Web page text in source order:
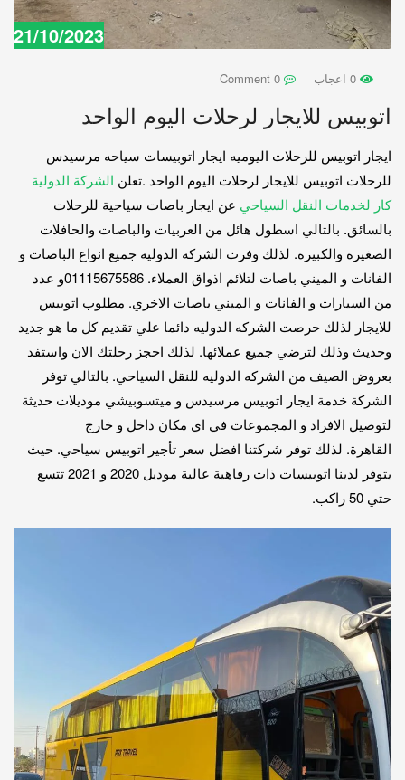
21/10/2023
اتوبيس للايجار لرحلات اليوم الواحد
ايجار اتوبيس للرحلات اليوميه ايجار اتوبيسات سياحه مرسيدس
للرحلات اتوبيس للايجار لرحلات اليوم الواحد .تعلن الشركة الدولية
كار لخدمات النقل السياحي عن ايجار باصات سياحية للرحلات
بالسائق. بالتالي اسطول هائل من العربيات والباصات والحافلات
الصغيره والكبيره. لذلك وفرت الشركه الدوليه جميع انواع الباصات و
الفانات و الميني باصات لتلائم اذواق العملاء. 01115675586و عدد
من السيارات و الفانات و الميني باصات الاخري. مطلوب اتوبيس
للايجار لذلك حرصت الشركه الدوليه دائما علي تقديم كل ما هو جديد
وحديث وذلك لترضي جميع عملائها. لذلك احجز رحلتك الان واستفد
بعروض الصيف من الشركه الدوليه للنقل السياحي. بالتالي توفر
الشركة خدمة ايجار اتوبيس مرسيدس و ميتسوبيشي موديلات حديثة
لتوصيل الافراد و المجموعات في اي مكان داخل و خارج
القاهرة. لذلك توفر شركتنا افضل سعر تأجير اتوبيس سياحي. حيث
يتوفر لدينا اتوبيسات ذات رفاهية عالية موديل 2020 و 2021 تتسع
حتي 50 راكب.